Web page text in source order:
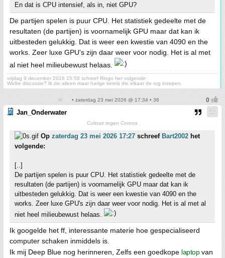
En dat is CPU intensief, als in, niet GPU?
De partijen spelen is puur CPU. Het statistiek gedeelte met de
resultaten (de partijen) is voornamelijk GPU maar dat kan ik
uitbesteden gelukkig. Dat is weer een kwestie van 4090 en the
works. Zeer luxe GPU's zijn daar weer voor nodig. Het is al met
al niet heel milieubewust helaas.
vrijdag 9 december 2016 15:58 schreef Ringo het volgende:
Welke discussie? Ik zie alleen maar harige kerels die elkaar de rug inzepen.
• zaterdag 23 mei 2026 @ 17:34 • 36
Jan_Onderwater
Culinair tegen Corona
Op zaterdag 23 mei 2026 17:27 schreef Bart2002 het
volgende:
[..]
De partijen spelen is puur CPU. Het statistiek gedeelte met de
resultaten (de partijen) is voornamelijk GPU maar dat kan ik
uitbesteden gelukkig. Dat is weer een kwestie van 4090 en the
works. Zeer luxe GPU's zijn daar weer voor nodig. Het is al met al
niet heel milieubewust helaas.
Ik googelde het ff, interessante materie hoe gespecialiseerd
computer schaken inmiddels is.
Ik mij Deep Blue nog herinneren, Zelfs een goedkope laptopvan